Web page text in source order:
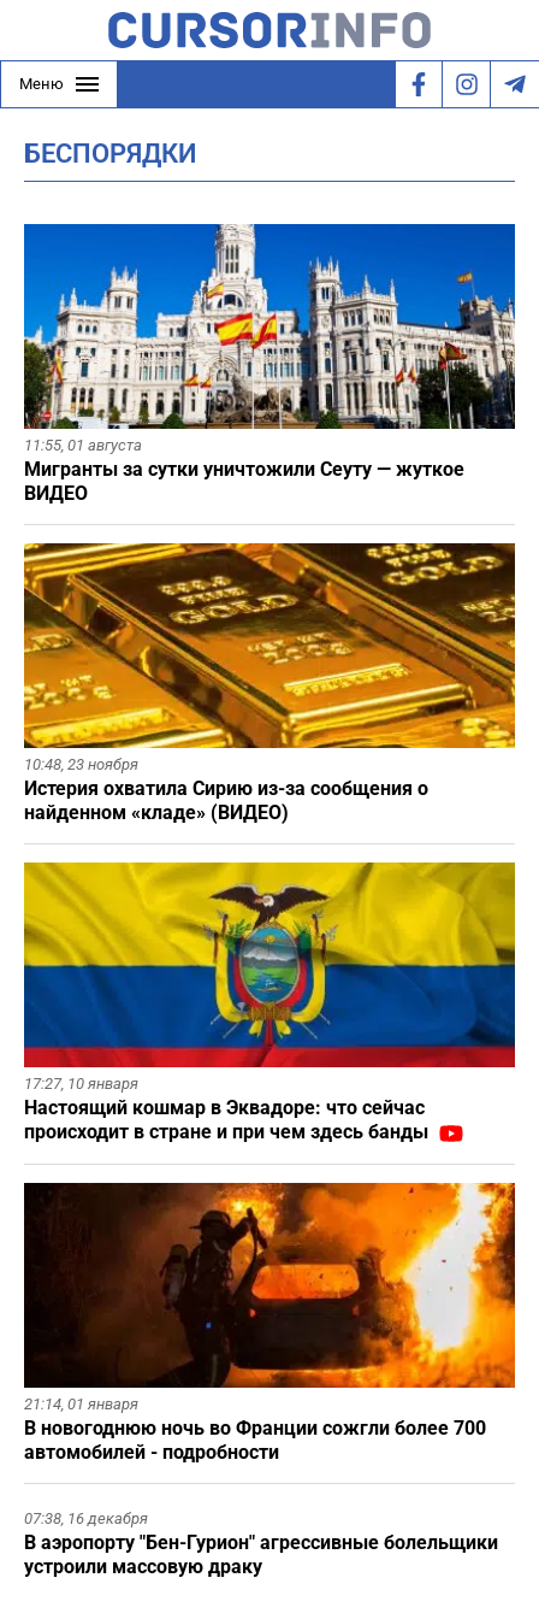
Меню
БЕСПОРЯДКИ
11:55, 01 августа
Мигранты за сутки уничтожили Сеуту — жуткое
ВИДЕО
10:48, 23 ноября
Истерия охватила Сирию из-за сообщения о
найденном «кладе» (ВИДЕО)
17:27, 10 января
Настоящий кошмар в Эквадоре: что сейчас
происходит в стране и при чем здесь банды
21:14, 01 января
В новогоднюю ночь во Франции сожгли более 700
автомобилей - подробности
07:38, 16 декабря
В аэропорту "Бен-Гурион" агрессивные болельщики
устроили массовую драку